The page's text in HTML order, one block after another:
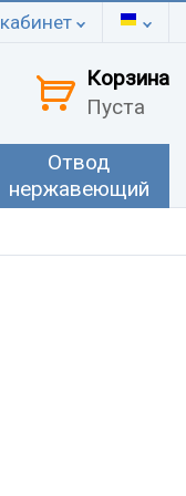
Корзина
Пуста
Отвод
нержавеющий